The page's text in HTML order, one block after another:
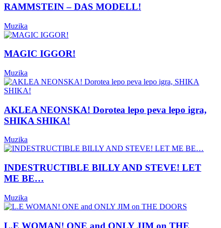
RAMMSTEIN – DAS MODELL!
Muzika
MAGIC IGGOR!
Muzika
AKLEA NEONSKA! Dorotea lepo peva lepo igra,
SHIKA SHIKA!
Muzika
INDESTRUCTIBLE BILLY AND STEVE! LET
ME BE…
Muzika
L.E WOMAN! ONE and ONLY JIM on THE